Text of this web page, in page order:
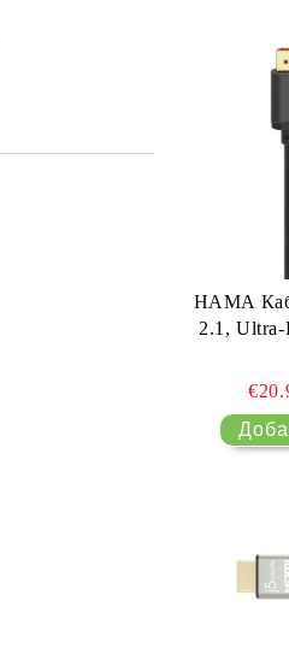
HAMA
2.1,